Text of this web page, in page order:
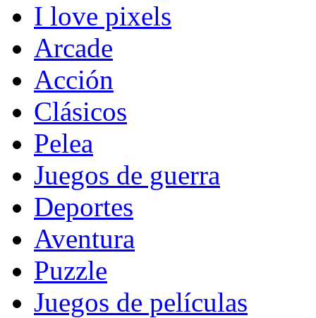
I love pixels
Arcade
Acción
Clásicos
Pelea
Juegos de guerra
Deportes
Aventura
Puzzle
Juegos de películas